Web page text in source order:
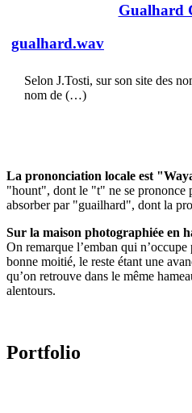
Gualhard
gualhard.wav
Selon J.Tosti, sur son site des
nom de (…)
La prononciation locale est
"hount", dont le "t" ne se prononce
absorber par "guailhard", dont la
Sur la maison photographiée en
On remarque l’emban qui
bonne moitié, le reste étant une
qu’on retrouve dans le même
alentours.
Portfolio